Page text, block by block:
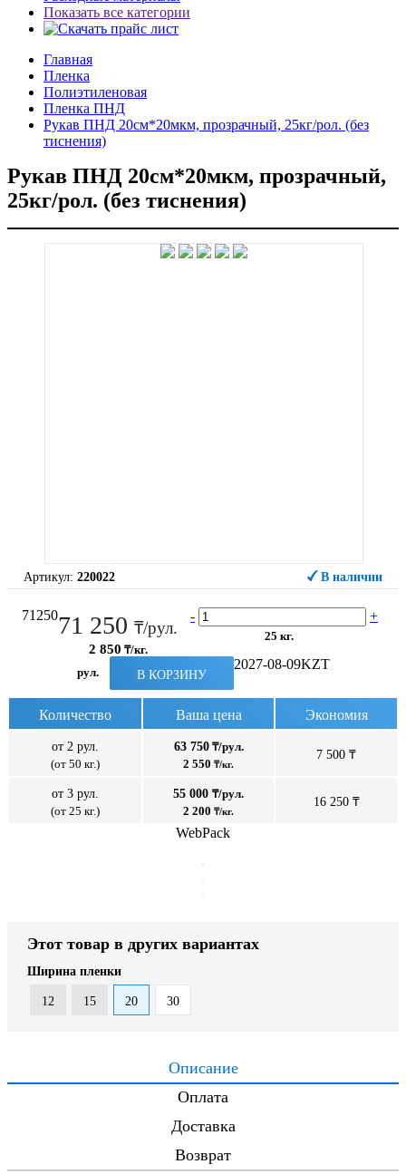
Показать все категории
Главная
Пленка
Полиэтиленовая
Пленка ПНД
Рукав ПНД 20см*20мкм, прозрачный, 25кг/рол. (без
тиснения)
Рукав ПНД 20см*20мкм, прозрачный,
25кг/рол. (без тиснения)
Артикул: 220022 В наличии
7125071 250 ₸/рул.
2 850 ₸/кг.
- +
25 кг.
рул. В КОРЗИНУ
2027-08-09KZT
Количество Ваша цена Экономия
от 2 рул.
(от 50 кг.)
63 750₸/рул.
2 550 ₸/кг.
7 500 ₸
от 3 рул.
(от 25 кг.)
55 000 ₸/рул.
2 200 ₸/кг.
16 250 ₸
WebPack
Этот товар в других вариантах
Ширина пленки
12 15 20 30
Описание
Оплата
Доставка
Возврат